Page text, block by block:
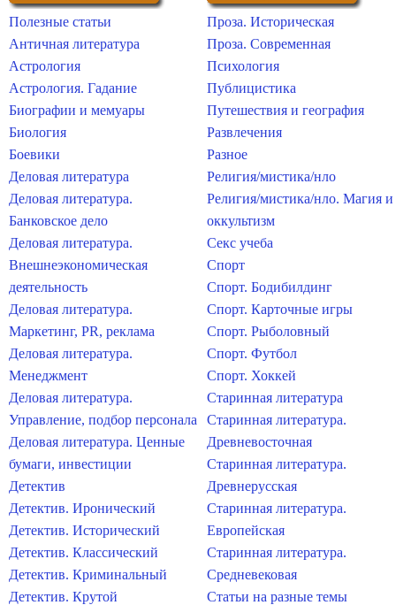
Полезные статьи
Античная литература
Астрология
Астрология. Гадание
Биографии и мемуары
Биология
Боевики
Деловая литература
Деловая литература.
Банковское дело
Деловая литература.
Внешнеэкономическая
деятельность
Деловая литература.
Маркетинг, PR, реклама
Деловая литература.
Менеджмент
Деловая литература.
Управление, подбор персонала
Деловая литература. Ценные
бумаги, инвестиции
Детектив
Детектив. Иронический
Детектив. Исторический
Детектив. Классический
Детектив. Криминальный
Детектив. Крутой
Проза. Историческая
Проза. Современная
Психология
Публицистика
Путешествия и география
Развлечения
Разное
Религия/мистика/нло
Религия/мистика/нло. Магия и
оккультизм
Секс учеба
Спорт
Спорт. Бодибилдинг
Спорт. Карточные игры
Спорт. Рыболовный
Спорт. Футбол
Спорт. Хоккей
Старинная литература
Старинная литература.
Древневосточная
Старинная литература.
Древнерусская
Старинная литература.
Европейская
Старинная литература.
Средневековая
Статьи на разные темы